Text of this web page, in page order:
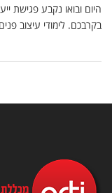
היום ובואו נקבע פגישת
בקרבכם. לימודי עיצוב